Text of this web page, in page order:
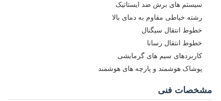
سیستم های برش ضد ایستاتیک
رشته خیاطی مقاوم به دمای بالا
خطوط انتقال سیگنال
خطوط انتقال رسانا
کاربردهای سیم های گرمایشی
پوشاک هوشمند و پارچه های هوشمند
مشخصات فنی